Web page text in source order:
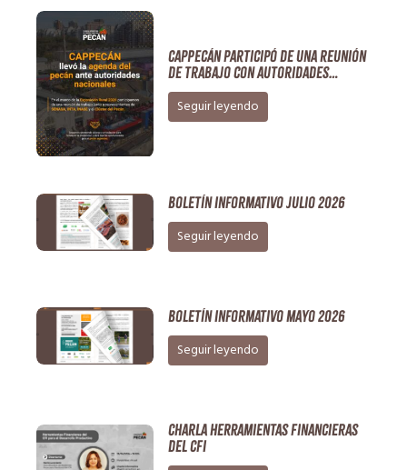
CAPPECÁN participó de una reunión
de trabajo con autoridades
nacionales en el marco de la
Exposición Rural 2026
Seguir leyendo
Boletín Informativo Julio 2026
Seguir leyendo
Boletín Informativo Mayo 2026
Seguir leyendo
Charla Herramientas Financieras
del CFI